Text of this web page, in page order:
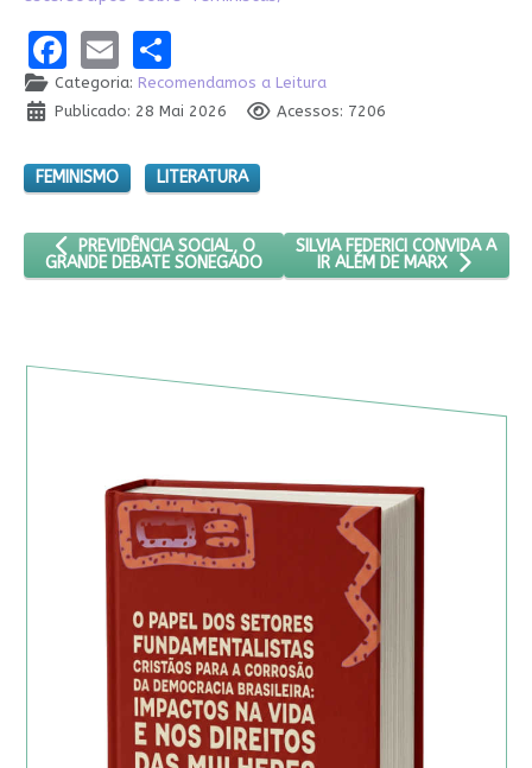
Facebook
EmailShare
Categoria: Recomendamos a Leitura
Publicado: 28 Mai 2026
Acessos: 7206
FEMINISMO LITERATURA
ARTIGO ANTERIOR: PREVIDÊNCIA SOCIAL, O GRANDE DEBATE
PREVIDÊNCIA SOCIAL, O
GRANDE DEBATE SONEGADO
PRÓXIMO ARTIGO: SILVIA
SILVIA FEDERICI CONVIDA A
IR ALÉM DE MARX